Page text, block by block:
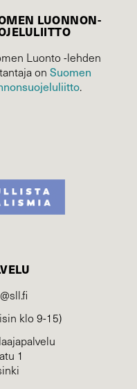
LUONNON­
Luonto -lehden
on Suomen
.
klo 9-15)
1